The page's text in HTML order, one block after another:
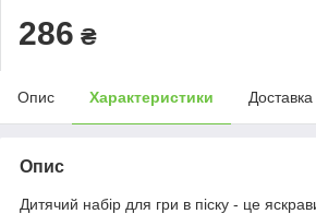
286 ₴
Опис Характеристики Доставка
Опис
Дитячий набір для гри в піску - це